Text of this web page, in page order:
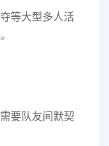
等大型多人活
要队友间默契